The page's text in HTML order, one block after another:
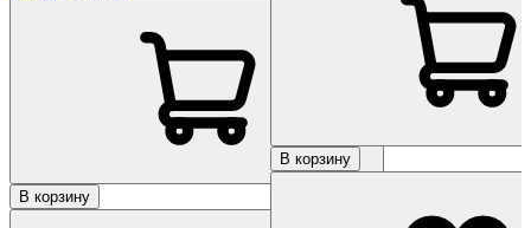
В корзину
В корзину